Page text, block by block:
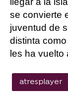
se convierte
juventud de
distinta
les ha vuelto
atresplayer